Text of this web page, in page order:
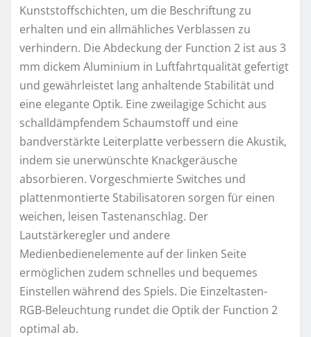
Kunststoffschichten, um die Beschriftung zu
erhalten und ein allmähliches Verblassen zu
verhindern. Die Abdeckung der Function 2 ist aus 3
mm dickem Aluminium in Luftfahrtqualität gefertigt
und gewährleistet lang anhaltende Stabilität und
eine elegante Optik. Eine zweilagige Schicht aus
schalldämpfendem Schaumstoff und eine
bandverstärkte Leiterplatte verbessern die Akustik,
indem sie unerwünschte Knackgeräusche
absorbieren. Vorgeschmierte Switches und
plattenmontierte Stabilisatoren sorgen für einen
weichen, leisen Tastenanschlag. Der
Lautstärkeregler und andere
Medienbedienelemente auf der linken Seite
ermöglichen zudem schnelles und bequemes
Einstellen während des Spiels. Die Einzeltasten-
RGB-Beleuchtung rundet die Optik der Function 2
optimal ab.